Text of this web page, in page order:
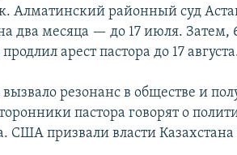
Алматинский районный суд
два месяца — до 17 июля. Затем,
арест пастора до 17
резонанс в обществе и
пастора говорят о
США призвали власти Казахстана